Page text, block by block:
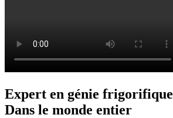
Expert en génie frigorifique
Dans le monde entier